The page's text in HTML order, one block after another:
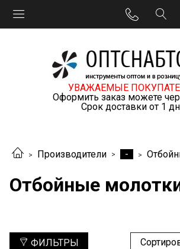
УВАЖАЕМЫЕ
Оформить заказ можете
Срок доставки от 1
Производители -
Отбойные
ФИЛЬТРЫ